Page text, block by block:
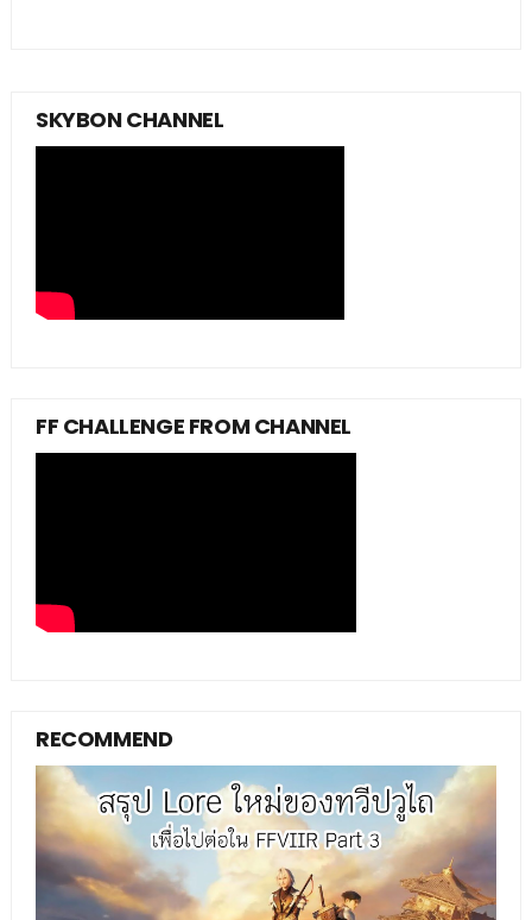
SKYBON CHANNEL
FF CHALLENGE FROM CHANNEL
RECOMMEND